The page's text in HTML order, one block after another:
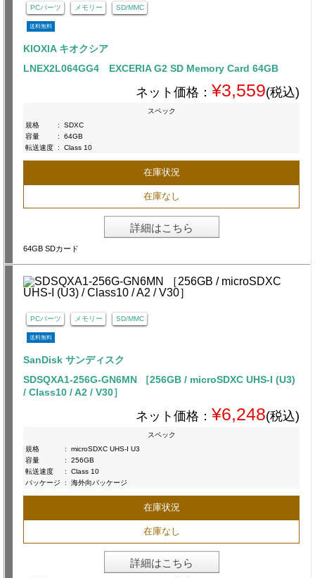
PCパーツ メモリー SD/MMC
送料無料
KIOXIA キオクシア
LNEX2L064GG4 EXCERIA G2 SD Memory Card 64GB
ネット価格： ¥3,559(税込)
スペック
規格
:
SDXC
容量
:
64GB
転送速度 : Class 10
在庫状況
在庫なし
詳細はこちら
64GB SDカード
PCパーツ メモリー SD/MMC
送料無料
SanDisk サンディスク
SDSQXA1-256G-GN6MN ［256GB / microSDXC UHS-I (U3)
/ Class10 / A2 / V30］
ネット価格： ¥6,248(税込)
スペック
規格
:
microSDXC UHS-I U3
容量
:
256GB
転送速度
:
Class 10
パッケージ
: 海外向パッケージ
在庫状況
在庫なし
詳細はこちら